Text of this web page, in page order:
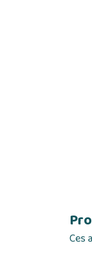
Ces